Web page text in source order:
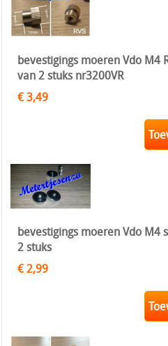
bevestigings moeren Vdo M4
van 2 stuks nr3200VR
€ 3,49
bevestigings moeren Vdo M4
2 stuks
€ 2,99